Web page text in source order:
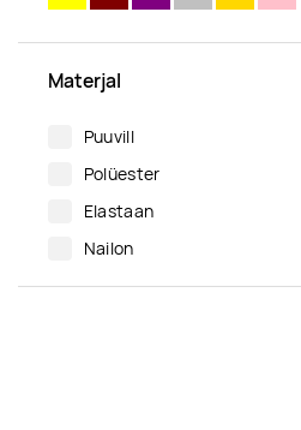
Materjal
Puuvill
Polüester
Elastaan
Nailon